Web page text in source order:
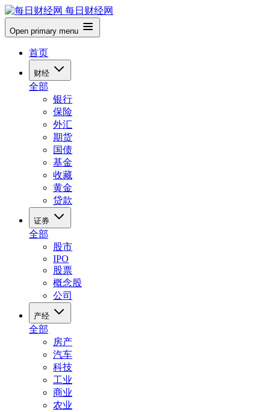
每日财经网
Open primary menu
首页
财经
全部
银行
保险
外汇
期货
国债
基金
收藏
黄金
贷款
证券
全部
股市
IPO
股票
概念股
公司
产经
全部
房产
汽车
科技
工业
商业
农业